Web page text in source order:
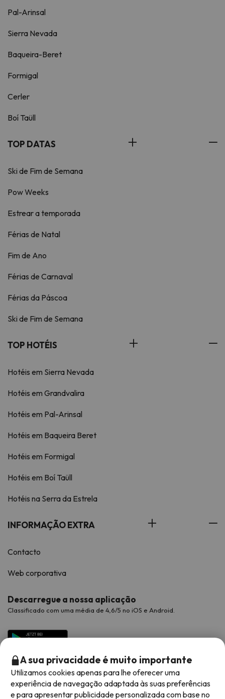
Pal-Arinsal
Sierra Nevada
Baqueira-Beret
Formigal
Cerler
Boí Taüll
TOP DATAS
Ski de Fim de Semana
Pow Weeks
Estrear a temporada
Férias de Natal
Fim de Ano
Férias de Carnaval
Férias da Páscoa
Ski de Fim de Semana
TOP HOTÉIS
Hotéis em Sierra Nevada
Hotéis em Grandvalira
Hotéis em Pal-Arinsal
Hotéis em Baqueira Beret
Hotéis em Formigal
Hotéis em Boí Taüll
Hotéis na Serra da Estrela
INFORMAÇÃO EXTRA
Contacto
Web corporativa
Descarregue a nossa aplicação
Classificado com uma média de 4,6/5 no iOS e Android.
A sua privacidade é muito importante
Utilizamos cookies apenas para lhe oferecer uma
experiência de navegação adaptada às suas preferências
e para apresentar publicidade personalizada com base no